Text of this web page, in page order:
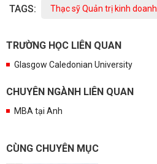
TAGS: Thạc sỹ Quản trị kinh doanh
TRƯỜNG HỌC LIÊN QUAN
Glasgow Caledonian University
CHUYÊN NGÀNH LIÊN QUAN
MBA tại Anh
CÙNG CHUYÊN MỤC